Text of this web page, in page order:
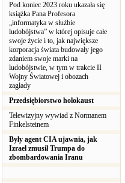
Pod koniec 2023 roku ukazała się
książka Pana Profesora
„informatyka w służbie
ludobójstwa” w której opisuje całe
swoje życie i to, jak największe
korporacja świata budowały jego
zdaniem swoje marki na
ludobójstwie, w tym w trakcie II
Wojny Światowej i obozach
zagłady
Przedsiębiorstwo holokaust
Telewizyjny wywiad z Normanem
Finkelsteinem
Były agent CIA ujawnia, jak
Izrael zmusił Trumpa do
zbombardowania Iranu